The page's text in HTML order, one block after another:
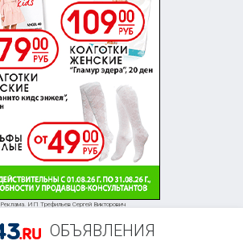
Реклама. ИП Трефильев Сергей Викторович
ОБЪЯВЛЕНИЯ